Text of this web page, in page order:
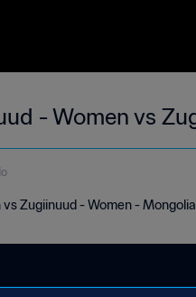
- Women vs
vs Zugiinuud - Women -